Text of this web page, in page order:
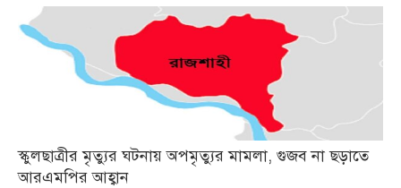
স্কুলছাত্রীর মৃত্যুর ঘটনায় অপমৃত্যুর মামলা, গুজব না ছড়াতে
আরএমপির আহ্বান